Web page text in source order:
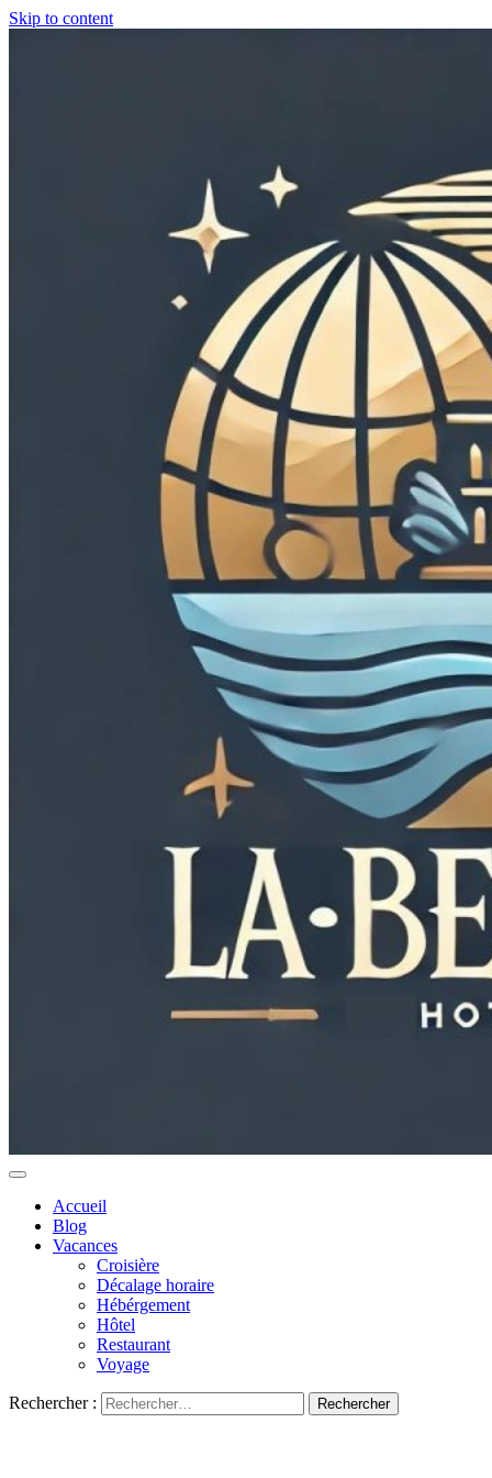
Skip to content
Accueil
Blog
Vacances
Croisière
Décalage horaire
Hébérgement
Hôtel
Restaurant
Voyage
Rechercher :